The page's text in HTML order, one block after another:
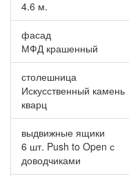
4.6 м.
фасад
МФД крашенный
столешница
Искусственный камень
кварц
выдвижные ящики
6 шт. Push to Open с
доводчиками